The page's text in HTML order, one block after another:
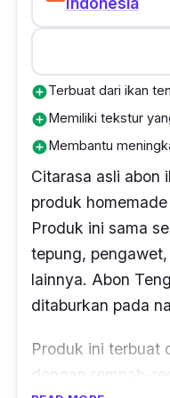
add_circleTerbuat dari ikan
add_circleMemiliki tekstur
add_circleMembantu
Citarasa asli abon
produk
Produk ini sama
tepung,
lainnya. Abon
ditaburkan pada
Produk ini terbuat
dengan rempah-